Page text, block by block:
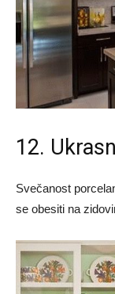
12.
Svečanost
se obesiti na